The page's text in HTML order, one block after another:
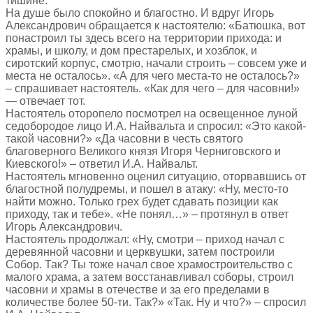
На душе было спокойно и благостно. И вдруг Игорь
Александрович обращается к настоятелю: «Батюшка, вот
понастроил ты здесь всего на территории прихода: и
храмы, и школу, и дом престарелых, и хозблок, и
сиротский корпус, смотрю, начали строить – совсем уже и
места не осталось». «А для чего места-то не осталось?»
– спрашивает настоятель. «Как для чего – для часовни!»
— отвечает тот.
Настоятель оторопело посмотрел на освещенное луной
седобородое лицо И.А. Найвальта и спросил: «Это какой-
такой часовни?» «Да часовни в честь святого
благоверного Великого князя Игоря Черниговского и
Киевского!» – ответил И.А. Найвальт.
Настоятель мгновенно оценил ситуацию, оторвавшись от
благостной полудремы, и пошел в атаку: «Ну, место-то
найти можно. Только грех будет сдавать позиции как
приходу, так и тебе». «Не понял…» – протянул в ответ
Игорь Александрович.
Настоятель продолжал: «Ну, смотри – приход начал с
деревянной часовни и церквушки, затем построили
Собор. Так? Ты тоже начал свое храмостроительство с
малого храма, а затем восстанавливал соборы, строил
часовни и храмы в отечестве и за его пределами в
количестве более 50-ти. Так?» «Так. Ну и что?» – спросил